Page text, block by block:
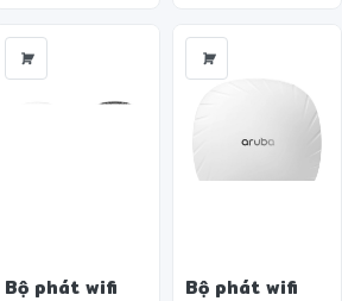
Bộ phát wifi
Bộ phát wifi